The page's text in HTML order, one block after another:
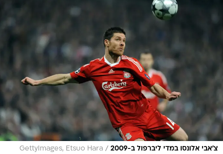
צ'אבי אלונסו במדי ליברפול ב-2009 /
GettyImages, Etsuo Hara